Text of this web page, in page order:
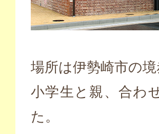
場所は伊勢崎市の
小学生と親、合わ
た。